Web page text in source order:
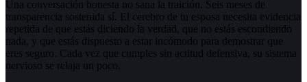
Una conversación honesta no sana la traición. Seis meses de
transparencia sostenida sí. El cerebro de tu esposa necesita evidencia
repetida de que estás diciendo la verdad, que no estás escondiendo
nada, y que estás dispuesto a estar incómodo para demostrar que
eres seguro. Cada vez que cumples sin actitud defensiva, su sistema
nervioso se relaja un poco.